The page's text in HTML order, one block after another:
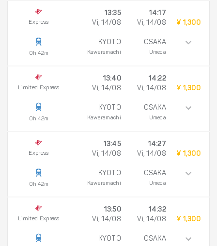
Express
0h 42m
13:35
Vi, 14/08
KYOTO
Kawaramachi
14:17
Vi, 14/08
OSAKA
Umeda
¥ 1,300
Limited Express
0h 42m
13:40
Vi, 14/08
KYOTO
Kawaramachi
14:22
Vi, 14/08
OSAKA
Umeda
¥ 1,300
Express
0h 42m
13:45
Vi, 14/08
KYOTO
Kawaramachi
14:27
Vi, 14/08
OSAKA
Umeda
¥ 1,300
Limited Express
13:50
Vi, 14/08
KYOTO
14:32
Vi, 14/08
OSAKA
¥ 1,300